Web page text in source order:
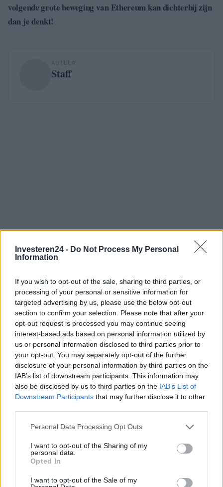
Investeren24 - Do Not Process My Personal
Information
If you wish to opt-out of the sale, sharing to third parties, or
processing of your personal or sensitive information for
targeted advertising by us, please use the below opt-out
section to confirm your selection. Please note that after your
opt-out request is processed you may continue seeing
interest-based ads based on personal information utilized by
us or personal information disclosed to third parties prior to
your opt-out. You may separately opt-out of the further
disclosure of your personal information by third parties on the
IAB’s list of downstream participants. This information may
also be disclosed by us to third parties on the IAB’s List of
Downstream Participants that may further disclose it to other
Please note that this website/app uses one or more Google
not limited to your visit or usage behaviour. You may click to
grant or deny consent to Google and its third-party tags to
use your data for below specified purposes in below Google
consent section.
Personal Data Processing Opt Outs
I want to opt-out of the Sharing of my
personal data.
Opted In
I want to opt-out of the Sale of my
volgende grote beweging van Ethereum kan dichterbij zijn
dan je denkt!
AUTEUR
Staff
Verder lezen
NEWS